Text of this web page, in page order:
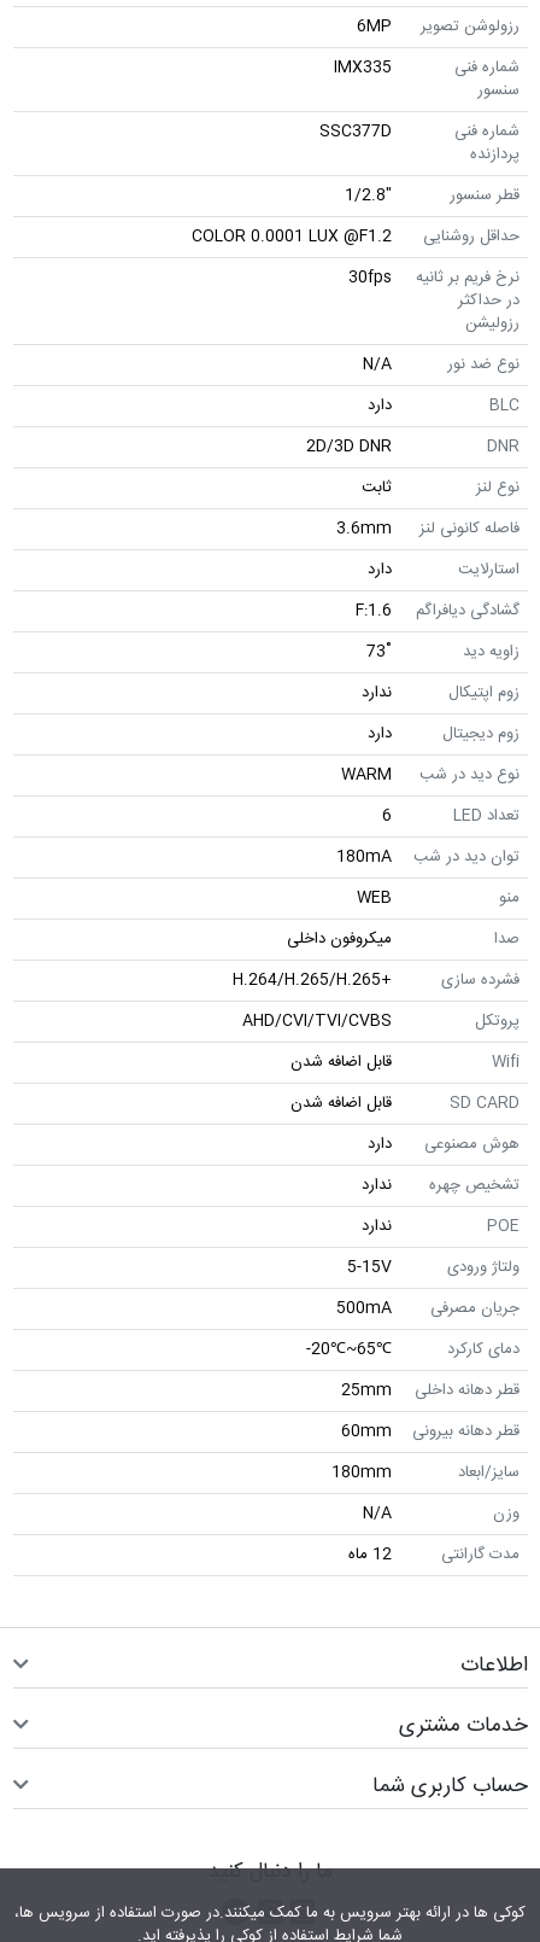
کوکی ها در ارائه بهتر سرویس‎ به ما کمک می‎کنند.در صورت استفاده از سرویس ها،
شما شرایط استفاده از کوکی را پذیرفته اید.
رزولوشن تصویر
6MP
شماره فنی
سنسور
IMX335
شماره فنی
پردازنده
SSC377D
قطر سنسور
"1/2.8
حداقل روشنایی
COLOR 0.0001 LUX @F1.2
نرخ فریم بر ثانیه
در حداکثر
رزولیشن
30fps
نوع ضد نور
N/A
BLC
دارد
DNR
2D/3D DNR
نوع لنز
ثابت
فاصله کانونی لنز
3.6mm
استارلایت
دارد
گشادگی دیافراگم
F:1.6
زاویه دید
˚73
زوم اپتیکال
ندارد
زوم دیجیتال
دارد
نوع دید در شب
WARM
تعداد LED
6
توان دید در شب
180mA
منو
WEB
صدا
میکروفون داخلی
فشرده سازی
+H.264/H.265/H.265
پروتکل
AHD/CVI/TVI/CVBS
Wifi
قابل اضافه شدن
SD CARD
قابل اضافه شدن
هوش مصنوعی
دارد
تشخیص چهره
ندارد
POE
ندارد
ولتاژ ورودی
5-15V
جریان مصرفی
500mA
دمای کارکرد
℃65~℃20-
قطر دهانه داخلی
25mm
قطر دهانه بیرونی
60mm
سایز/ابعاد
180mm
وزن
N/A
مدت گارانتی
12 ماه
اطلاعات
خدمات مشتری
حساب کاربری شما
ما را دنبال کنید
اینستاگرام
پیام رسان واتس اپ
کانال تلگرام